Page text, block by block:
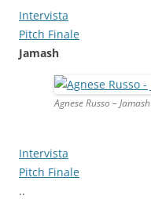
Intervista
Pitch Finale
Jamash
Agnese Russo – Jamash
Intervista
Pitch Finale
..